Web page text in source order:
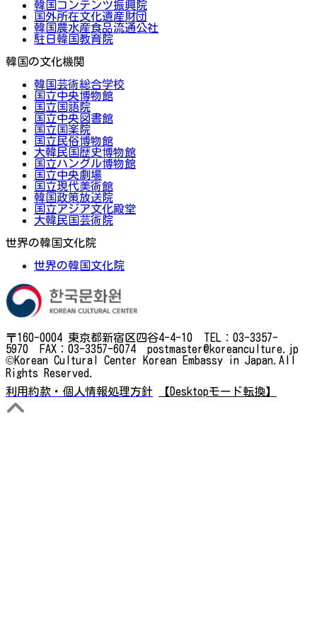
韓国コンテンツ振興院
国外所在文化遺産財団
韓国農水産食品流通公社
駐日韓国教育院
韓国の文化機関
韓国芸術総合学校
国立中央博物館
国立国語院
国立中央図書館
国立国楽院
国立民俗博物館
大韓民国歴史博物館
国立ハングル博物館
国立中央劇場
国立現代美術館
韓国政策放送院
国立アジア文化殿堂
大韓民国芸術院
世界の韓国文化院
世界の韓国文化院
〒160-0004 東京都新宿区四谷4-4-10 TEL：03-3357-
5970 FAX：03-3357-6074 postmaster@koreanculture.jp
©Korean Cultural Center Korean Embassy in Japan.All
Rights Reserved.
利用約款・個人情報処理方針
【Desktopモード転換】